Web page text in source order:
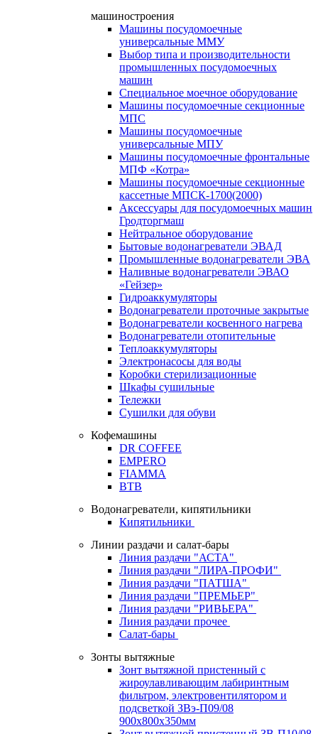
машиностроения
Машины посудомоечные
универсальные ММУ
Выбор типа и производительности
промышленных посудомоечных
машин
Специальное моечное оборудование
Машины посудомоечные секционные
МПС
Машины посудомоечные
универсальные МПУ
Машины посудомоечные фронтальные
МПФ «Котра»
Машины посудомоечные секционные
кассетные МПСК-1700(2000)
Аксессуары для посудомоечных машин
Гродторгмаш
Нейтральное оборудование
Бытовые водонагреватели ЭВАД
Промышленные водонагреватели ЭВА
Наливные водонагреватели ЭВАО
«Гейзер»
Гидроаккумуляторы
Водонагреватели проточные закрытые
Водонагреватели косвенного нагрева
Водонагреватели отопительные
Теплоаккумуляторы
Электронасосы для воды
Коробки стерилизационные
Шкафы сушильные
Тележки
Сушилки для обуви
Кофемашины
DR COFFEE
EMPERO
FIAMMA
BTB
Водонагреватели, кипятильники
Кипятильники
Линии раздачи и салат-бары
Линия раздачи "АСТА"
Линия раздачи "ЛИРА-ПРОФИ"
Линия раздачи "ПАТША"
Линия раздачи "ПРЕМЬЕР"
Линия раздачи "РИВЬЕРА"
Линия раздачи прочее
Салат-бары
Зонты вытяжные
Зонт вытяжной пристенный с
жироулавливающим лабиринтным
фильтром, электровентилятором и
подсветкой ЗВэ-П09/08
900х800х350мм